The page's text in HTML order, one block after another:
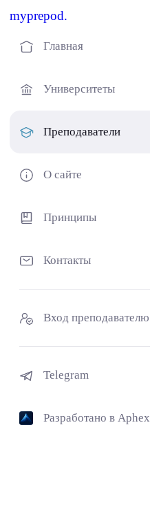
myprepod.
Главная
Университеты
Преподаватели
О сайте
Принципы
Контакты
Вход преподавателю
Telegram
Разработано в Aphex